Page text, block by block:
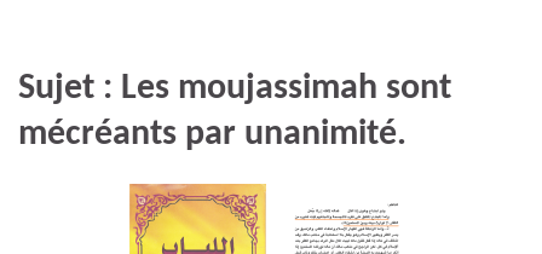
Sujet : Les moujassimah sont
mécréants par unanimité.